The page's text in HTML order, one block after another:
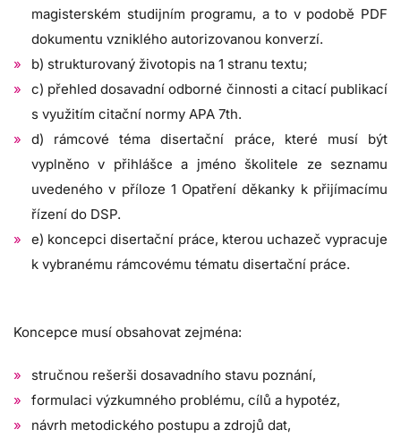
magisterském studijním programu, a to v podobě PDF
dokumentu vzniklého autorizovanou konverzí.
b) strukturovaný životopis na 1 stranu textu;
c) přehled dosavadní odborné činnosti a citací publikací
s využitím citační normy APA 7th.
d) rámcové téma disertační práce, které musí být
vyplněno v přihlášce a jméno školitele ze seznamu
uvedeného v příloze 1 Opatření děkanky k přijímacímu
řízení do DSP.
e) koncepci disertační práce, kterou uchazeč vypracuje
k vybranému rámcovému tématu disertační práce.
Koncepce musí obsahovat zejména:
stručnou rešerši dosavadního stavu poznání,
formulaci výzkumného problému, cílů a hypotéz,
návrh metodického postupu a zdrojů dat,